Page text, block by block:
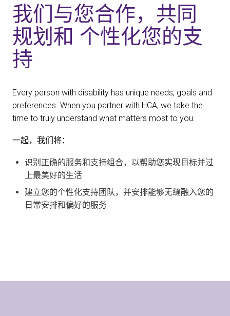
我们与您合作，共同
规划和 个性化您的支
持
Every person with disability has unique needs, goals and
preferences. When you partner with HCA, we take the
time to truly understand what matters most to you.
一起，我们将：
识别正确的服务和支持组合，以帮助您实现目标并过
上最美好的生活
建立您的个性化支持团队，并安排能够无缝融入您的
日常安排和偏好的服务